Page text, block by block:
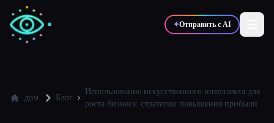
✦Отправить с AI
🎨Дизайнеры
дом Блог
Использование искусственного интеллекта для
роста бизнеса: стратегии повышения прибыли